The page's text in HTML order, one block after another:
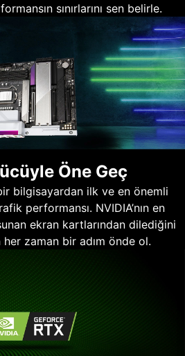
sınırlarını sen belirle.
Öne Geç
bilgisayardan ilk ve en önemli
performansı. NVIDIA’nın en
ekran kartlarından dilediğini
zaman bir adım önde ol.